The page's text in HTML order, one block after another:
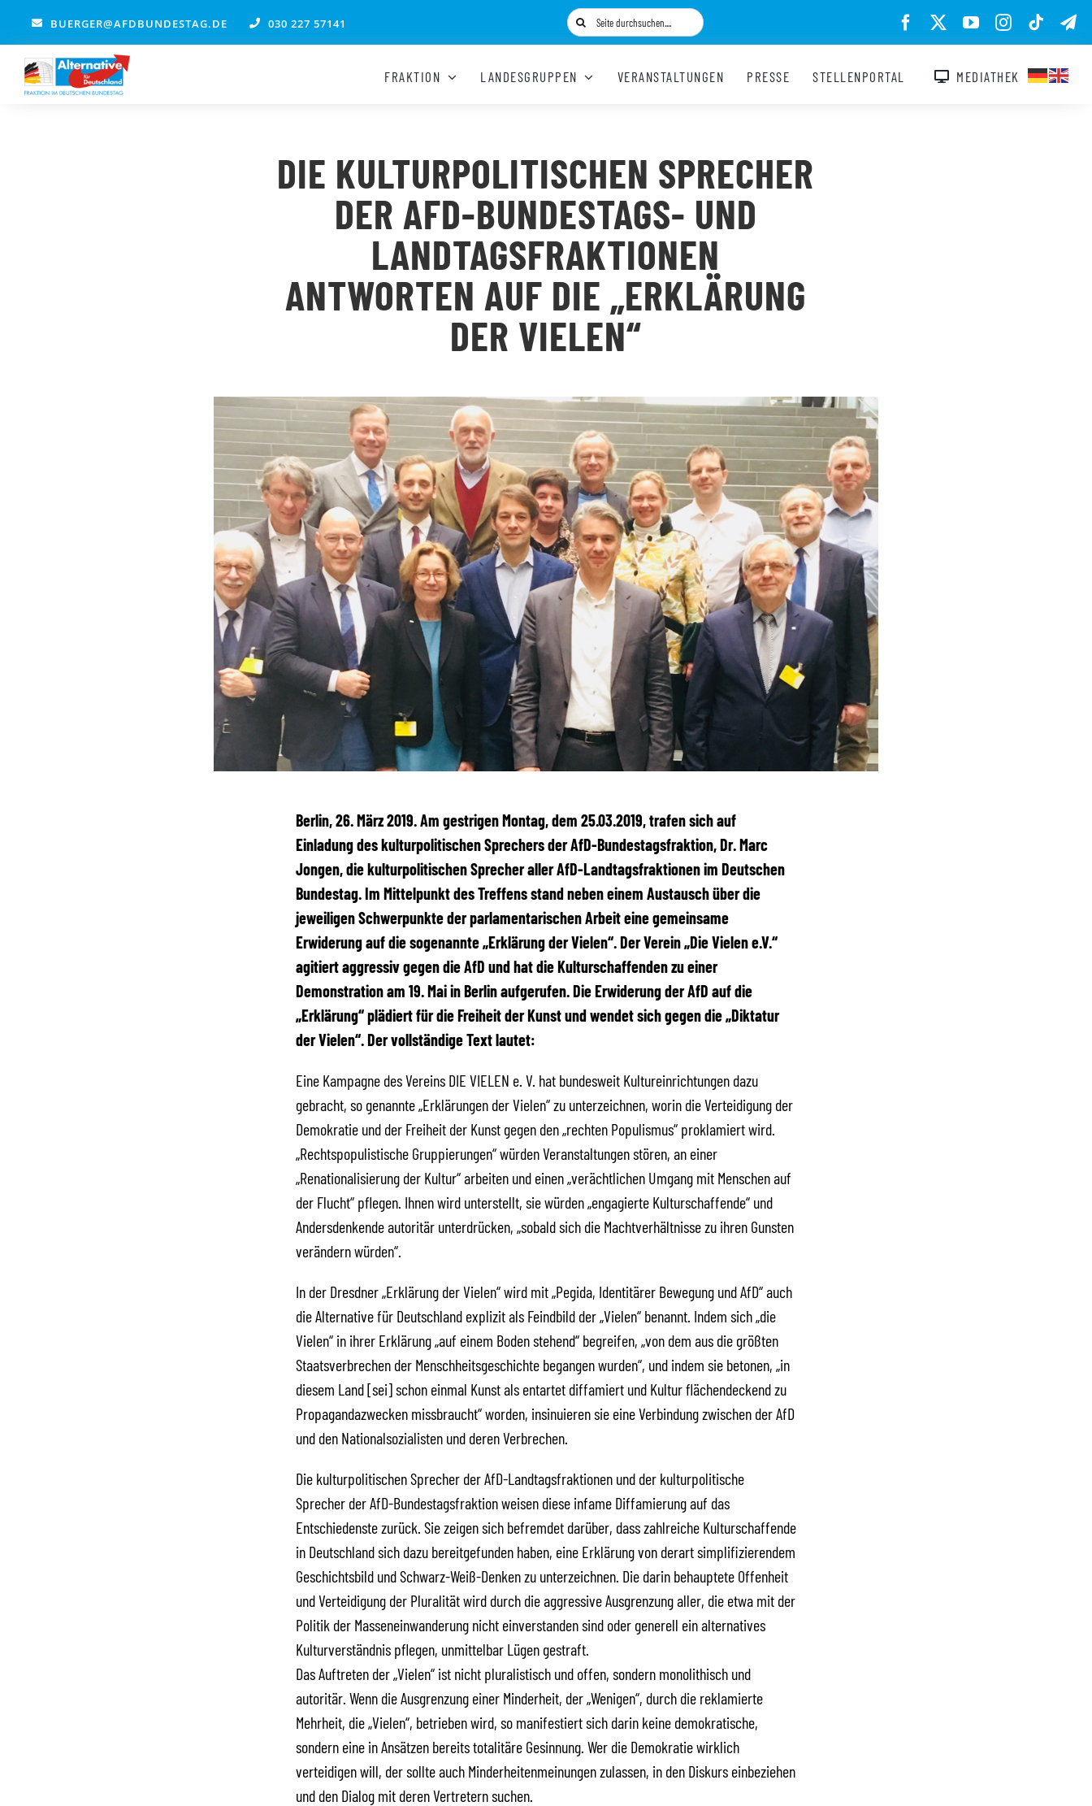
springen
BUERGER@AFDBUNDESTAG.DE 030 227 57141
Suche
nach:
FRAKTION LANDESGRUPPEN VERANSTALTUNGEN PRESSE STELLENPORTAL MEDIATHEK
DIE KULTURPOLITISCHEN SPRECHER
DER AFD-BUNDESTAGS- UND
LANDTAGSFRAKTIONEN
ANTWORTEN AUF DIE „ERKLÄRUNG
DER VIELEN“
Berlin, 26. März 2019. Am gestrigen Montag, dem 25.03.2019, trafen sich auf
Einladung des kulturpolitischen Sprechers der AfD-Bundestagsfraktion, Dr. Marc
Jongen, die kulturpolitischen Sprecher aller AfD-Landtagsfraktionen im Deutschen
Bundestag. Im Mittelpunkt des Treffens stand neben einem Austausch über die
jeweiligen Schwerpunkte der parlamentarischen Arbeit eine gemeinsame
Erwiderung auf die sogenannte „Erklärung der Vielen“. Der Verein „Die Vielen e.V.“
agitiert aggressiv gegen die AfD und hat die Kulturschaffenden zu einer
Demonstration am 19. Mai in Berlin aufgerufen. Die Erwiderung der AfD auf die
„Erklärung“ plädiert für die Freiheit der Kunst und wendet sich gegen die „Diktatur
der Vielen“. Der vollständige Text lautet:
Eine Kampagne des Vereins DIE VIELEN e. V. hat bundesweit Kultureinrichtungen dazu
gebracht, so genannte „Erklärungen der Vielen“ zu unterzeichnen, worin die Verteidigung der
Demokratie und der Freiheit der Kunst gegen den „rechten Populismus“ proklamiert wird.
„Rechtspopulistische Gruppierungen“ würden Veranstaltungen stören, an einer
„Renationalisierung der Kultur“ arbeiten und einen „verächtlichen Umgang mit Menschen auf
der Flucht“ pflegen. Ihnen wird unterstellt, sie würden „engagierte Kulturschaffende“ und
Andersdenkende autoritär unterdrücken, „sobald sich die Machtverhältnisse zu ihren Gunsten
verändern würden“.
In der Dresdner „Erklärung der Vielen“ wird mit „Pegida, Identitärer Bewegung und AfD“ auch
die Alternative für Deutschland explizit als Feindbild der „Vielen“ benannt. Indem sich „die
Vielen“ in ihrer Erklärung „auf einem Boden stehend“ begreifen, „von dem aus die größten
Staatsverbrechen der Menschheitsgeschichte begangen wurden“, und indem sie betonen, „in
diesem Land [sei] schon einmal Kunst als entartet diffamiert und Kultur flächendeckend zu
Propagandazwecken missbraucht“ worden, insinuieren sie eine Verbindung zwischen der AfD
und den Nationalsozialisten und deren Verbrechen.
Die kulturpolitischen Sprecher der AfD-Landtagsfraktionen und der kulturpolitische
Sprecher der AfD-Bundestagsfraktion weisen diese infame Diffamierung auf das
Entschiedenste zurück. Sie zeigen sich befremdet darüber, dass zahlreiche Kulturschaffende
in Deutschland sich dazu bereitgefunden haben, eine Erklärung von derart simplifizierendem
Geschichtsbild und Schwarz-Weiß-Denken zu unterzeichnen. Die darin behauptete Offenheit
und Verteidigung der Pluralität wird durch die aggressive Ausgrenzung aller, die etwa mit der
Politik der Masseneinwanderung nicht einverstanden sind oder generell ein alternatives
Kulturverständnis pflegen, unmittelbar Lügen gestraft.
Das Auftreten der „Vielen“ ist nicht pluralistisch und offen, sondern monolithisch und
autoritär. Wenn die Ausgrenzung einer Minderheit, der „Wenigen“, durch die reklamierte
Mehrheit, die „Vielen“, betrieben wird, so manifestiert sich darin keine demokratische,
sondern eine in Ansätzen bereits totalitäre Gesinnung. Wer die Demokratie wirklich
verteidigen will, der sollte auch Minderheitenmeinungen zulassen, in den Diskurs einbeziehen
und den Dialog mit deren Vertretern suchen.